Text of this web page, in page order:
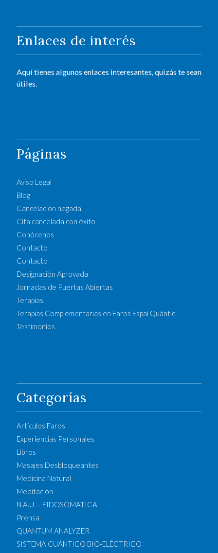
Enlaces de interés
Aquí tienes algunos enlaces interesantes, quizás te sean
útiles.
Páginas
Aviso Legal
Blog
Cancelación negada
Cita cancelada con éxito
Conócenos
Contacto
Contacto
Designación Aprovada
Jornadas de Puertas Abiertas
Terapias
Terapias Complementarias en Faros Espai Quàntic
Testimonios
Categorías
Artículos Faros
Experiencias Personales
Libros
Masajes Desbloqueantes
Medicina Natural
Meditación
N.A.U. – EIDOSOMATICA
Prensa
QUANTUM ANALYZER
SISTEMA CUÁNTICO BIO-ELÉCTRICO